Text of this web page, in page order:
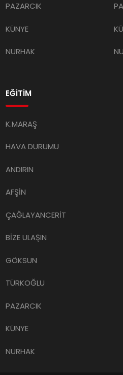
PAZARCIK
KÜNYE
NURHAK
EĞİTİM
K.MARAŞ
HAVA DURUMU
ANDIRIN
AFŞİN
ÇAĞLAYANCERİT
BİZE ULAŞIN
GÖKSUN
TÜRKOĞLU
PAZARCIK
KÜNYE
NURHAK